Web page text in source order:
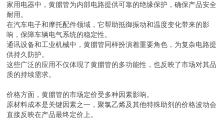
家用电器中，黄腊管为内部电路提供可靠的绝缘保护，确保产品安全
耐用。
在汽车电子和摩托配件领域，它帮助抵御振动和温度变化带来的影
响，保障车辆电气系统的稳定性。
通讯设备和工业机械中，黄腊管同样扮演着重要角色，为复杂电路提
供持久防护。
这些广泛的应用不仅体现了黄腊管的多功能性，也反映了市场对其品
质的持续需求。
价格方面，黄腊管的市场定价受多种因素影响。
原材料成本是关键因素之一，聚氯乙烯及其他特殊助剂的价格波动会
直接反映在产品最终定价上。